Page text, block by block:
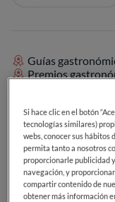
Guías
Premios
SERVICIOS
Cócteles
Postres
Ideal para el almuerzo
Carta de cervezas
Si hace clic en el botón
tecnologías similares)
webs, conocer sus
permita tanto a nosotros
proporcionarle publicidad
navegación, y
compartir contenido de
obtener más información